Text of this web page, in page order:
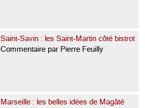
Saint-Savin : les Saint-Martin côté bistrot
Commentaire par Pierre Feuilly
Marseille : les belles idées de Magâté